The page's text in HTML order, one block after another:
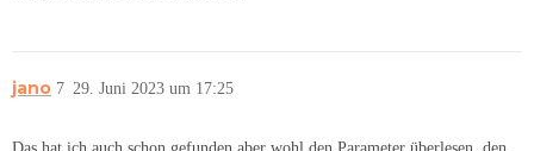
jano 29. Juni 2023 um 17:25
7